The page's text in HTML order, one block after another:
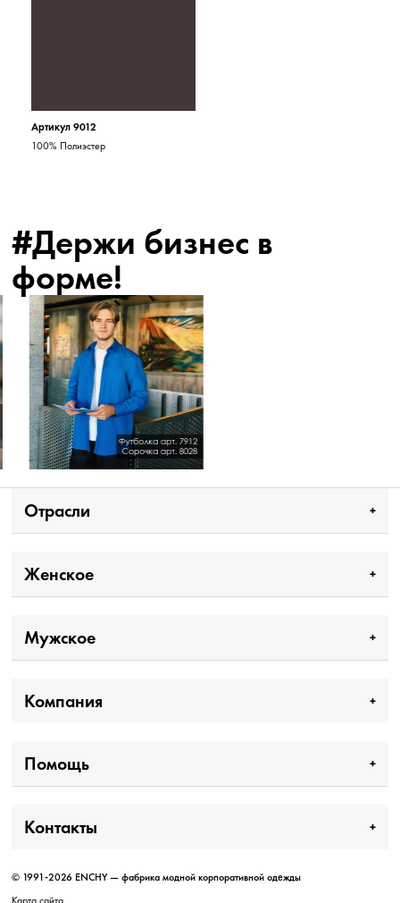
Артикул 9012
100% Полиэстер
#Держи бизнес в
форме!
Отрасли
Женское
Мужское
Компания
Помощь
Контакты
© 1991-2026 ENCHY — фабрика модной корпоративной одежды